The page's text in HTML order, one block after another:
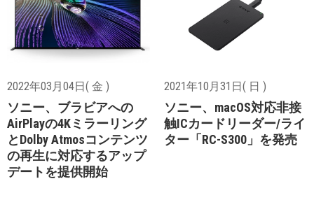
2022年03月04日( 金 )
ソニー、ブラビアへの
AirPlayの4Kミラーリング
とDolby Atmosコンテンツ
の再生に対応するアップ
デートを提供開始
2021年10月31日( 日 )
ソニー、macOS対応非接
触ICカードリーダー/ライ
ター「RC-S300」を発売